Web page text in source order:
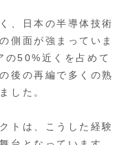
、日本の半導体技術
側面が強まっていま
50%近くを占めて
後の再編で多くの熟
した。
トは、こうした経験